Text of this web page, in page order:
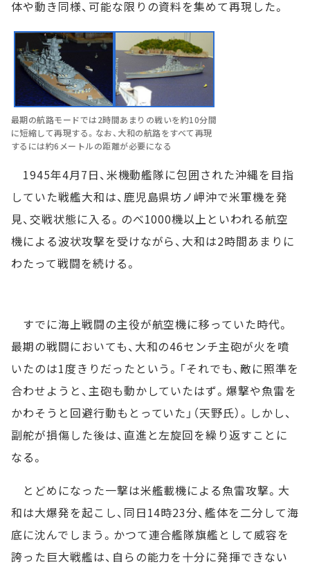
体や動き同様、可能な限りの資料を集めて再現した。
最期の航路モードでは2時間あまりの戦いを約10分間
に短縮して再現する。なお、大和の航路をすべて再現
するには約6メートルの距離が必要になる
1945年4月7日、米機動艦隊に包囲された沖縄を目指
していた戦艦大和は、鹿児島県坊ノ岬沖で米軍機を発
見、交戦状態に入る。のべ1000機以上といわれる航空
機による波状攻撃を受けながら、大和は2時間あまりに
わたって戦闘を続ける。
すでに海上戦闘の主役が航空機に移っていた時代。
最期の戦闘においても、大和の46センチ主砲が火を噴
いたのは1度きりだったという。「それでも、敵に照準を
合わせようと、主砲も動かしていたはず。爆撃や魚雷を
かわそうと回避行動もとっていた」（天野氏）。しかし、
副舵が損傷した後は、直進と左旋回を繰り返すことに
なる。
とどめになった一撃は米艦載機による魚雷攻撃。大
和は大爆発を起こし、同日14時23分、艦体を二分して海
底に沈んでしまう。かつて連合艦隊旗艦として威容を
誇った巨大戦艦は、自らの能力を十分に発揮できない